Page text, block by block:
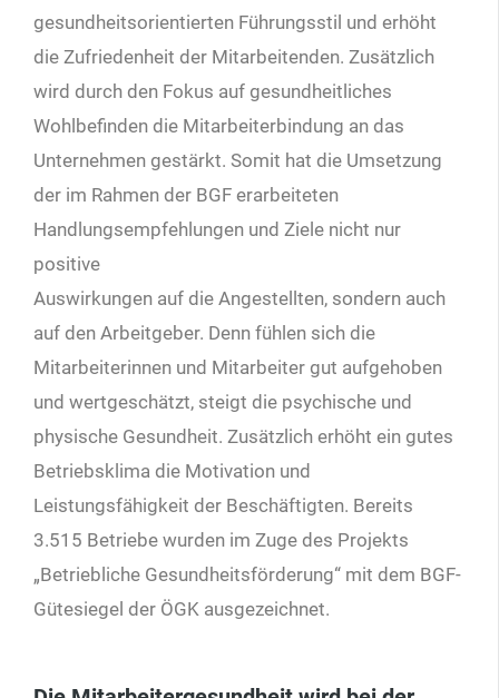
gesundheitsorientierten Führungsstil und erhöht
die Zufriedenheit der Mitarbeitenden. Zusätzlich
wird durch den Fokus auf gesundheitliches
Wohlbefinden die Mitarbeiterbindung an das
Unternehmen gestärkt. Somit hat die Umsetzung
der im Rahmen der BGF erarbeiteten
Handlungsempfehlungen und Ziele nicht nur
positive
Auswirkungen auf die Angestellten, sondern auch
auf den Arbeitgeber. Denn fühlen sich die
Mitarbeiterinnen und Mitarbeiter gut aufgehoben
und wertgeschätzt, steigt die psychische und
physische Gesundheit. Zusätzlich erhöht ein gutes
Betriebsklima die Motivation und
Leistungsfähigkeit der Beschäftigten. Bereits
3.515 Betriebe wurden im Zuge des Projekts
„Betriebliche Gesundheitsförderung“ mit dem BGF-
Gütesiegel der ÖGK ausgezeichnet.